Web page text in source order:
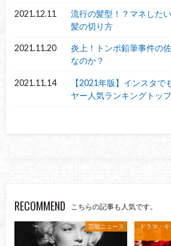
2021.12.11
流行の髪型！？マネした
髪の切り方
2021.11.20
炎上！トンボ鉛筆事件の
なのか？
2021.11.14
【2021年版】インスタで
ヤー人気ランキングトッ
RECOMMEND こちらの記事も人気です。
芸能ニュース
ドラマ・